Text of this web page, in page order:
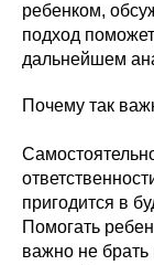
ребенком,
подход
дальнейшем
Почему так
пригодится в
Помогать
важно не брать